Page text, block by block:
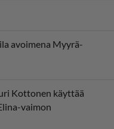
avoimena Myyrä-
Kottonen käyttää
vaimon